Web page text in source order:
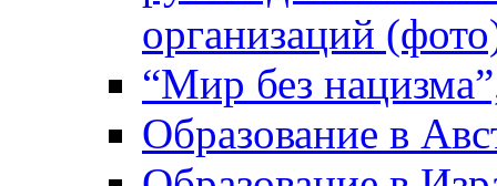
организаций
“Мир без
Образование в